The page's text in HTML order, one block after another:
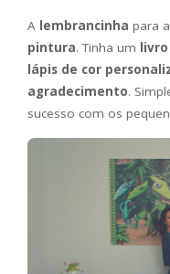
A lembrancinha para
pintura. Tinha um
lápis de cor
agradecimento.
sucesso com os